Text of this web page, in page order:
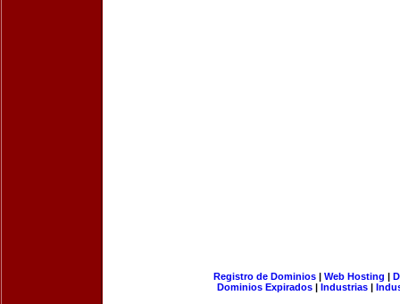
Registro de Dominios| Web Hosting |
Dominios Expirados | Industrias |